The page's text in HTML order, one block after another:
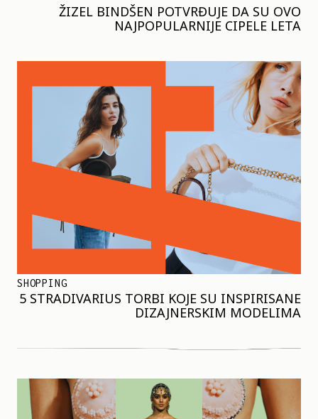
ŽIZEL BINDŠEN POTVRĐUJE DA SU OVO
NAJPOPULARNIJE CIPELE LETA
SHOPPING
5 STRADIVARIUS TORBI KOJE SU INSPIRISANE
DIZAJNERSKIM MODELIMA